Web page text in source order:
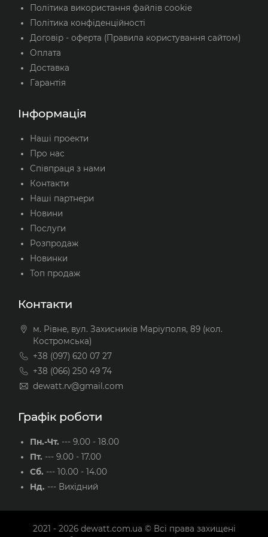
Політика використання файлів cookie
Політика конфіденційності
Договір - оферта (Правила користування сайтом)
Оплата
Доставка
Гарантія
Інформація
Наші проекти
Про нас
Співпраця з нами
Контакти
Наші партнери
Новини
Послуги
Розпродаж
Новинки
Топ продаж
Контакти
м. Рівне, вул. Захисників Маріуполя, 89 (кол.
Костромська)
+38 (097) 620 07 27
+38 (066) 250 49 74
dewatt.rv@gmail.com
Графік роботи
Пн.-Чт. --- 9.00 - 18.00
Пт. --- 9.00 - 17.00
Сб. --- 10.00 - 14.00
Нд. --- Вихідний
2021 - 2026 dewatt.com.ua © Всі права захищені